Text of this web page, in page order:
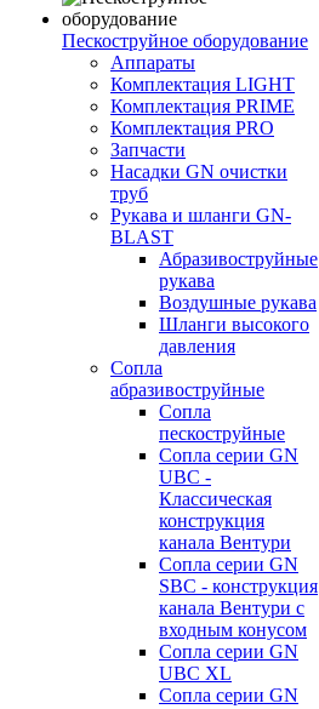
Пескоструйное оборудование
Аппараты
Комплектация LIGHT
Комплектация PRIME
Комплектация PRO
Запчасти
Насадки GN очистки
труб
Рукава и шланги GN-
BLAST
Абразивоструйные
рукава
Воздушные рукава
Шланги высокого
давления
Сопла
абразивоструйные
Сопла
пескоструйные
Сопла серии GN
UBC -
Классическая
конструкция
канала Вентури
Сопла серии GN
SBC - конструкция
канала Вентури c
входным конусом
Сопла серии GN
UBC XL
Сопла серии GN